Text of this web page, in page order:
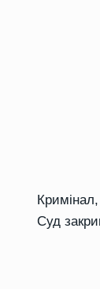
Кримінал,
Суд